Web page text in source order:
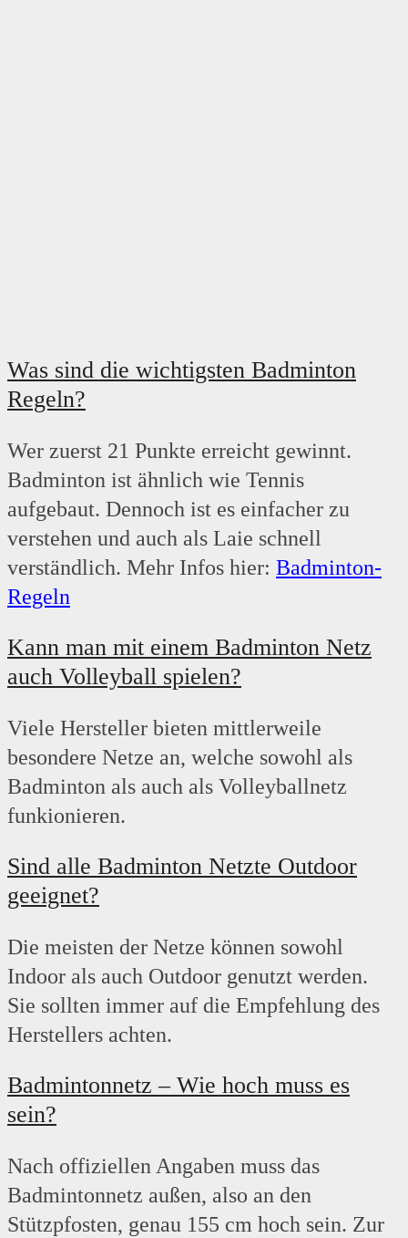
Was sind die wichtigsten Badminton
Regeln?
Wer zuerst 21 Punkte erreicht gewinnt.
Badminton ist ähnlich wie Tennis
aufgebaut. Dennoch ist es einfacher zu
verstehen und auch als Laie schnell
verständlich. Mehr Infos hier: Badminton-
Regeln
Kann man mit einem Badminton Netz
auch Volleyball spielen?
Viele Hersteller bieten mittlerweile
besondere Netze an, welche sowohl als
Badminton als auch als Volleyballnetz
funkionieren.
Sind alle Badminton Netzte Outdoor
geeignet?
Die meisten der Netze können sowohl
Indoor als auch Outdoor genutzt werden.
Sie sollten immer auf die Empfehlung des
Herstellers achten.
Badmintonnetz – Wie hoch muss es
sein?
Nach offiziellen Angaben muss das
Badmintonnetz außen, also an den
Stützpfosten, genau 155 cm hoch sein. Zur